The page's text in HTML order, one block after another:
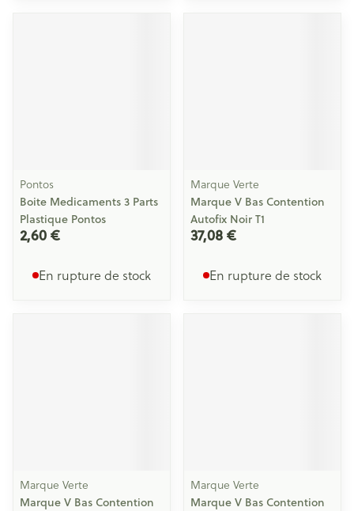
Pontos
Boite Medicaments 3 Parts
Plastique Pontos
2,60 €
En rupture de stock
Marque Verte
Marque V Bas Contention
Autofix Noir T1
37,08 €
En rupture de stock
Marque Verte
Marque V Bas Contention
Marque Verte
Marque V Bas Contention